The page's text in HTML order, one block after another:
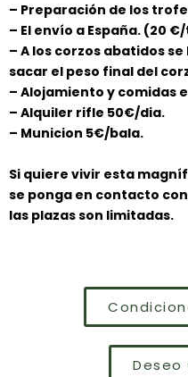
– Preparación de los
– El envío a España. (20
– A los corzos abatidos
sacar el peso final del
– Alojamiento y comidas
– Alquiler rifle 50€/dia.
– Municion 5€/bala.
Si quiere vivir esta
se ponga en contacto
las plazas son limitadas.